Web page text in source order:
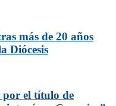
más de 20 años
Diócesis
el título de